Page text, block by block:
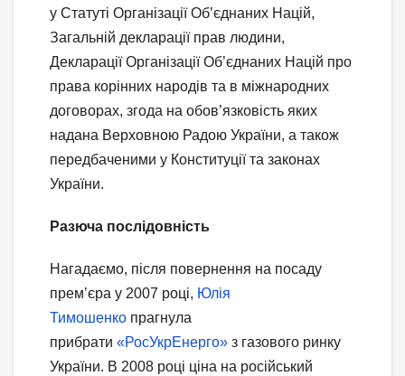
у Статуті Організації Об’єднаних Націй,
Загальній декларації прав людини,
Декларації Організації Об’єднаних Націй про
права корінних народів та в міжнародних
договорах, згода на обов’язковість яких
надана Верховною Радою України, а також
передбаченими у Конституції та законах
України.
Разюча послідовність
Нагадаємо, після повернення на посаду
прем’єра у 2007 році, Юлія
Тимошенко прагнула
прибрати «РосУкрЕнерго» з газового ринку
України. В 2008 році ціна на російський